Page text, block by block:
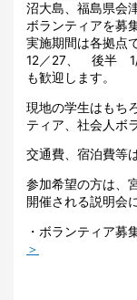
沼大島、福島県会
ボランティアを募
実施期間は各拠
12／27、 後半 1/
も歓迎します。
現地の学生はもち
ティア、社会人ボ
交通費、宿泊費等
参加希望の方は、
開催される説明会
・ボランティア
＞